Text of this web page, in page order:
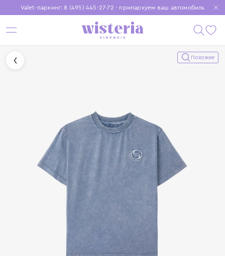
Valet-паркинг: 8 (495) 445-27-72 - припаркуем ваш автомобиль
Бесплатная доставка при заказе от 15 000 ₽
Установите приложение, чтобы покупки были еще удобнее
Похожие